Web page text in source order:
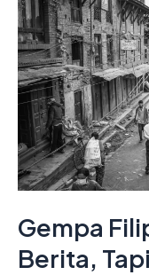
Gempa
Berita,
Bukan
Cuma
Berita,
Tapi
Warning!